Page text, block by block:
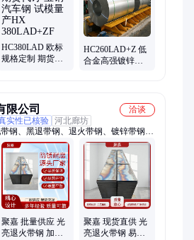
HC380LAD 欧标
规格定制 期货代
HC260LAD+Z 低
合金高强镀锌卷
限公司
洽谈
实性已核验 河北廊坊
钢、黑退带钢、退火带钢、镀锌带钢、
光亮镀锌带钢、黑退方管、黑退圆管、
聚嘉 批量供应 光
亮退火带钢 加工
聚嘉 现货直供 光
亮退火带钢 易切